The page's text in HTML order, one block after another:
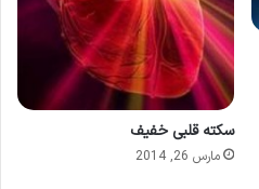
سکته قلبی خفیف
مارس 26, 2014